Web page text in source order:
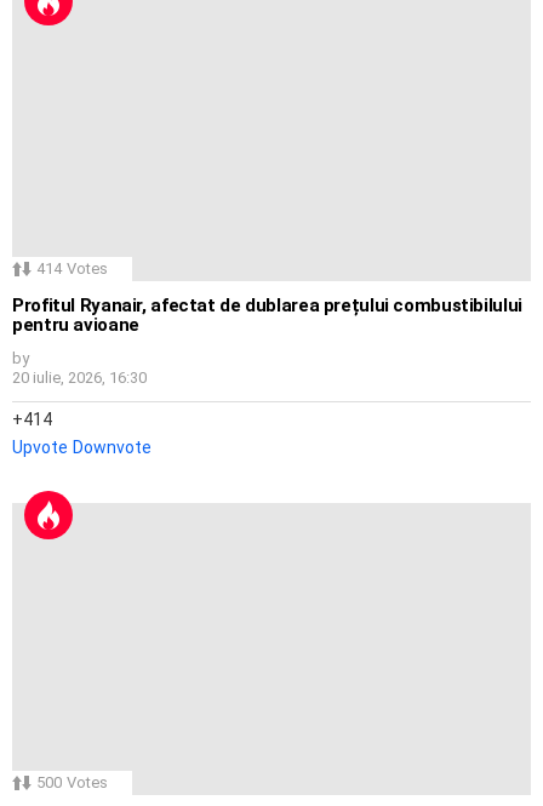
414 Votes
Profitul Ryanair, afectat de dublarea prețului combustibilului
pentru avioane
by
20 iulie, 2026, 16:30
414
Upvote Downvote
500 Votes